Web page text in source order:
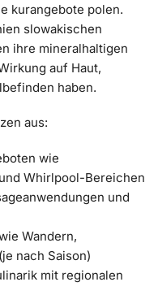
kurangebote polen.
slowakischen
ihre mineralhaltigen
auf Haut,
haben.
aus:
wie
Whirlpool-Bereichen
und
Wandern,
nach Saison)
mit regionalen